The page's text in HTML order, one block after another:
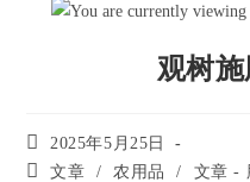
观树
2025年5月25日
文章
/ 农用品 / 文章 -